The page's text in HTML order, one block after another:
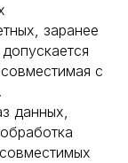
заранее
с
данных,